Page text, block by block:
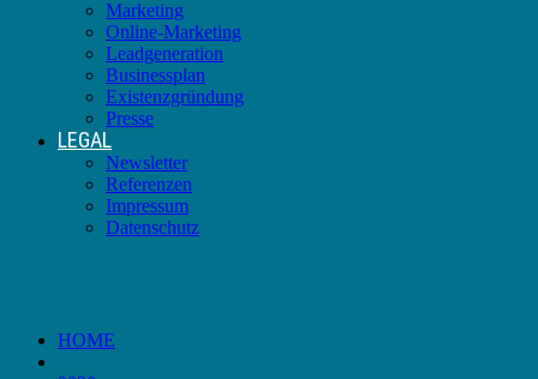
Marketing
Online-Marketing
Leadgeneration
Businessplan
Existenzgründung
Presse
LEGAL
Newsletter
Referenzen
Impressum
Datenschutz
HOME